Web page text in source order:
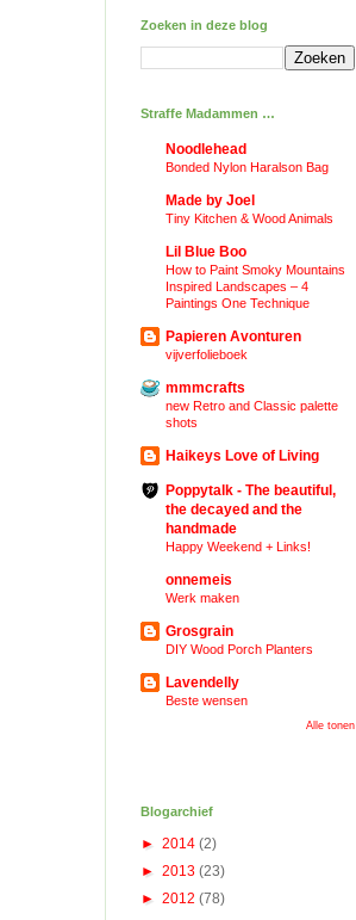
Zoeken in deze blog
Straffe Madammen …
Noodlehead
Bonded Nylon Haralson Bag
Made by Joel
Tiny Kitchen & Wood Animals
Lil Blue Boo
How to Paint Smoky Mountains
Inspired Landscapes – 4
Paintings One Technique
Papieren Avonturen
vijverfolieboek
mmmcrafts
new Retro and Classic palette
shots
Haikeys Love of Living
Poppytalk - The beautiful,
the decayed and the
handmade
Happy Weekend + Links!
onnemeis
Werk maken
Grosgrain
DIY Wood Porch Planters
Lavendelly
Beste wensen
Alle tonen
Blogarchief
► 2014 (2)
► 2013 (23)
► 2012 (78)